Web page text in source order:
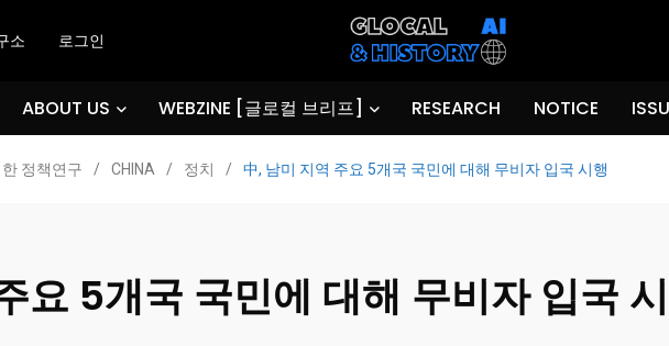
소 로그인
ABOUT US WEBZINE [글로컬 브리프] RESEARCH NOTICE
정책연구 / CHINA / 정치 / 中, 남미 지역 주요 5개국 국민에 대해 무비자 입국 시행
요 5개국 국민에 대해 무비자 입국